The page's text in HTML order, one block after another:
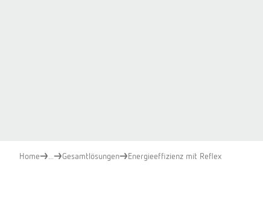
Home Gesamtlösungen Energieeffizienz mit Reflex